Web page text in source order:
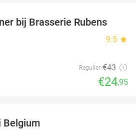
42%
bij Brasserie Rubens
9.5 star
Regulier €43
€24,95
Belgium